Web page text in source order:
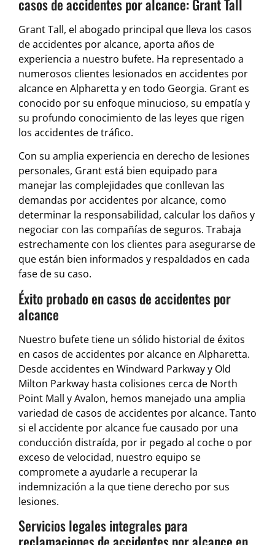
casos de accidentes por alcance: Grant Tall
Grant Tall, el abogado principal que lleva los casos
de accidentes por alcance, aporta años de
experiencia a nuestro bufete. Ha representado a
numerosos clientes lesionados en accidentes por
alcance en Alpharetta y en todo Georgia. Grant es
conocido por su enfoque minucioso, su empatía y
su profundo conocimiento de las leyes que rigen
los accidentes de tráfico.
Con su amplia experiencia en derecho de lesiones
personales, Grant está bien equipado para
manejar las complejidades que conllevan las
demandas por accidentes por alcance, como
determinar la responsabilidad, calcular los daños y
negociar con las compañías de seguros. Trabaja
estrechamente con los clientes para asegurarse de
que están bien informados y respaldados en cada
fase de su caso.
Éxito probado en casos de accidentes por
alcance
Nuestro bufete tiene un sólido historial de éxitos
en casos de accidentes por alcance en Alpharetta.
Desde accidentes en Windward Parkway y Old
Milton Parkway hasta colisiones cerca de North
Point Mall y Avalon, hemos manejado una amplia
variedad de casos de accidentes por alcance. Tanto
si el accidente por alcance fue causado por una
conducción distraída, por ir pegado al coche o por
exceso de velocidad, nuestro equipo se
compromete a ayudarle a recuperar la
indemnización a la que tiene derecho por sus
lesiones.
Servicios legales integrales para